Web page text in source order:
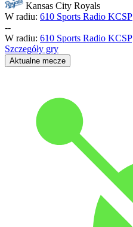
Kansas City Royals
W radiu: 610 Sports Radio KCSP
--
W radiu: 610 Sports Radio KCSP
Szczegóły gry
Aktualne mecze